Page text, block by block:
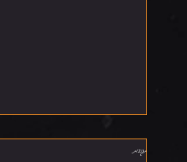
תגובות